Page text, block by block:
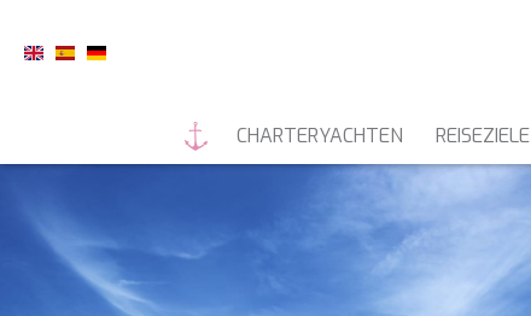
CHARTERYACHTEN
MOTORYACHTEN
REISEZIELE